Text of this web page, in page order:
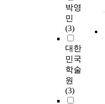
박영
민
(3)
대한
민국
학술
원
(3)